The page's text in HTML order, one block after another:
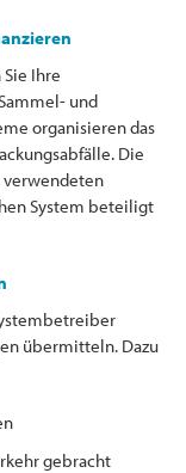
Ihre
und
organisieren das
Die
verwendeten
System beteiligt
übermitteln. Dazu
gebracht